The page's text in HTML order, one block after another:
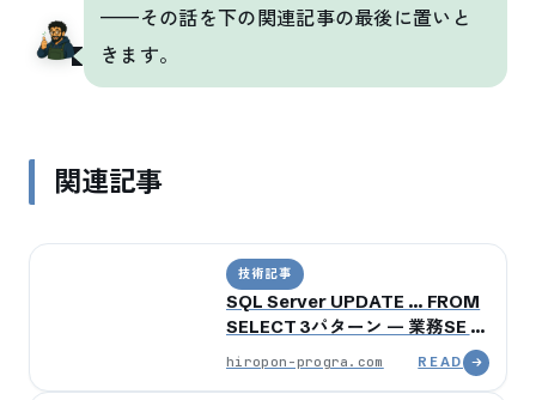
——その話を下の関連記事の最後に置いと
きます。
関連記事
技術記事
SQL Server UPDATE … FROM
SELECT 3パターン — 業務SE が
JOIN / CTE / MERGE を本番で
hiropon-progra.com READ